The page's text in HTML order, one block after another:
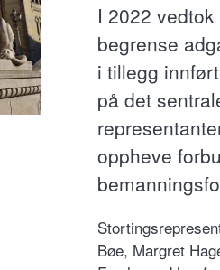
I 2022
begrense
i tillegg
på det
oppheve
Bøe, Margret